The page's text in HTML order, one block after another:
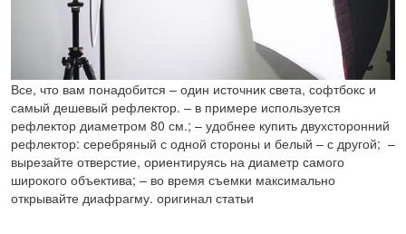
Все, что вам понадобится – один источник света, софтбокс и
самый дешевый рефлектор. – в примере используется
рефлектор диаметром 80 см.; – удобнее купить двухсторонний
рефлектор: серебряный с одной стороны и белый – с другой; –
вырезайте отверстие, ориентируясь на диаметр самого
широкого объектива; – во время съемки максимально
открывайте диафрагму. оригинал статьи